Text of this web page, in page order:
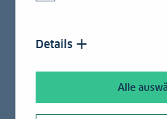
Moderator Dr. Berndt
Corporates International,
ins Visier: Wie gut ist er
Details
Alle